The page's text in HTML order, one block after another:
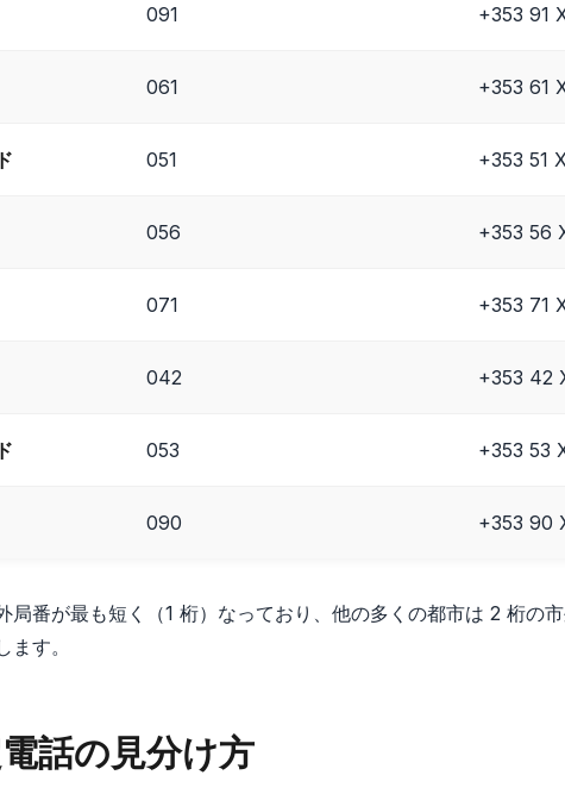
091 +353 91
061 +353 61
051 +353 51
056 +353 56
071 +353 71
042 +353 42
053 +353 53
090 +353 90
局番が最も短く（1 桁）なっており、他の多くの都市は 2 桁の
す。
話の見分け方